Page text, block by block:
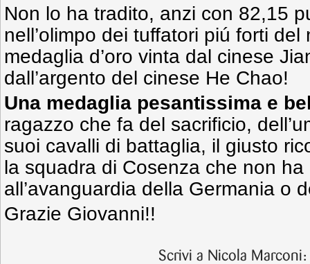
Non lo ha tradito, anzi con 82,15
nell’olimpo dei tuffatori piú forti
medaglia d’oro vinta dal cinese
dall’argento del cinese He Chao!
Una medaglia pesantissima e
ragazzo che fa del sacrificio,
suoi cavalli di battaglia, il giusto
la squadra di Cosenza che non ha
all’avanguardia della Germania o
Grazie Giovanni!!
Scrivi a Nicola Marconi: